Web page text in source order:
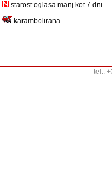
starost oglasa manj kot 7 dni
karambolirana
tel.: